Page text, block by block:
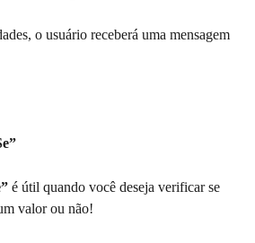
o usuário receberá uma mensagem
é útil quando você deseja verificar se
valor ou não!